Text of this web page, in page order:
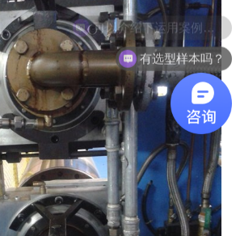
有选型样本吗？